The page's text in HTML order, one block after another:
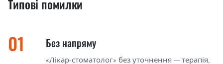
Типові помилки
Без напряму
«Лікар-стоматолог» без уточнення — терапія,